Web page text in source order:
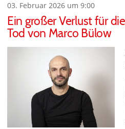
03. Februar 2026 um 9:00
Ein großer Verlust für
Tod von Marco Bülow